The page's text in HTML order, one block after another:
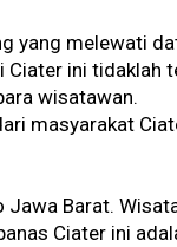
yang melewati
Ciater ini tidaklah
wisatawan.
masyarakat
Jawa Barat.
Ciater ini